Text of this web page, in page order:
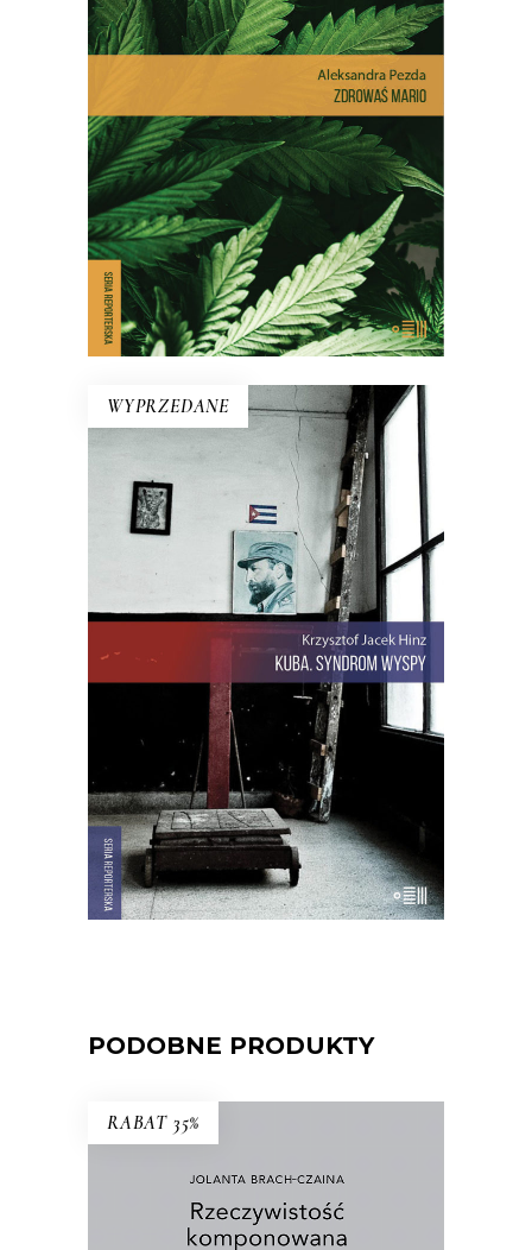
E-BOOK DO KOSZYKA
O MEDYCZNEJ MARIHUANIE
Dlatego pacjenci stają się
przestępcami? Reportaż interwencyjny
na temat, który dotyczy milionów z nas
– choć na co dzień nie zdajemy sobie z
tego sprawy.
WYPRZEDANE
E-BOOK DO KOSZYKA
KUBA. SYNDROM WYSPY
Rewolucja i dysydenci, Kubanki
walczące o podpaski i Kubańczycy,
którzy obrażają rewolucję szortami i
sandałami. Jest tu dawna świetność
Hawany, są prosięta hodowane w
wannach i jest krowa – bohaterka
rewolucji.
44.00 zł 22.00zł
PODOBNE PRODUKTY
RABAT 35%